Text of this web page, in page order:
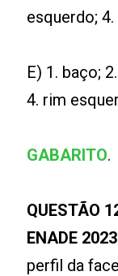
esquerdo;
E) 1. baço;
4. rim
GABARITO.
QUESTÃO
ENADE
perfil da